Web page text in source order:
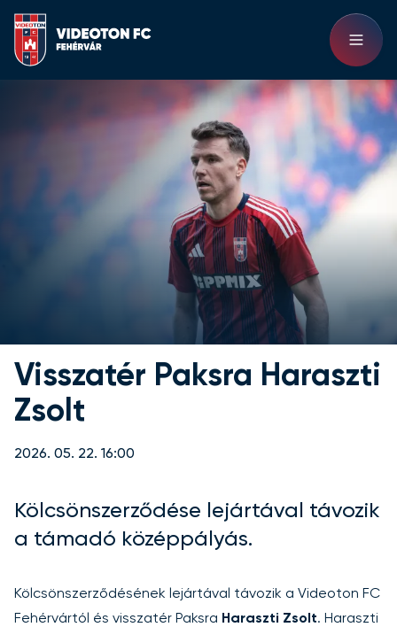
Visszatér Paksra Haraszti
Zsolt
2026. 05. 22. 16:00
Kölcsönszerződése lejártával távozik
a támadó középpályás.
Kölcsönszerződésének lejártával távozik a Videoton FC
Fehérvártól és visszatér Paksra Haraszti Zsolt. Haraszti